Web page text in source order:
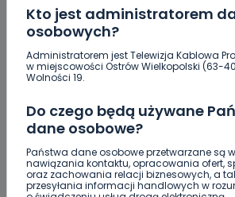
Kto jest administratorem
osobowych?
Administratorem jest Telewizja Kablowa
w miejscowości Ostrów Wielkopolski (63-
Wolności 19.
Do czego będą używane
dane osobowe?
Państwa dane osobowe przetwarzane są
nawiązania kontaktu, opracowania ofert,
oraz zachowania relacji biznesowych, a
przesyłania informacji handlowych w
Skomentuj ten wpis
DODAJ SWÓJ KOMENTARZ